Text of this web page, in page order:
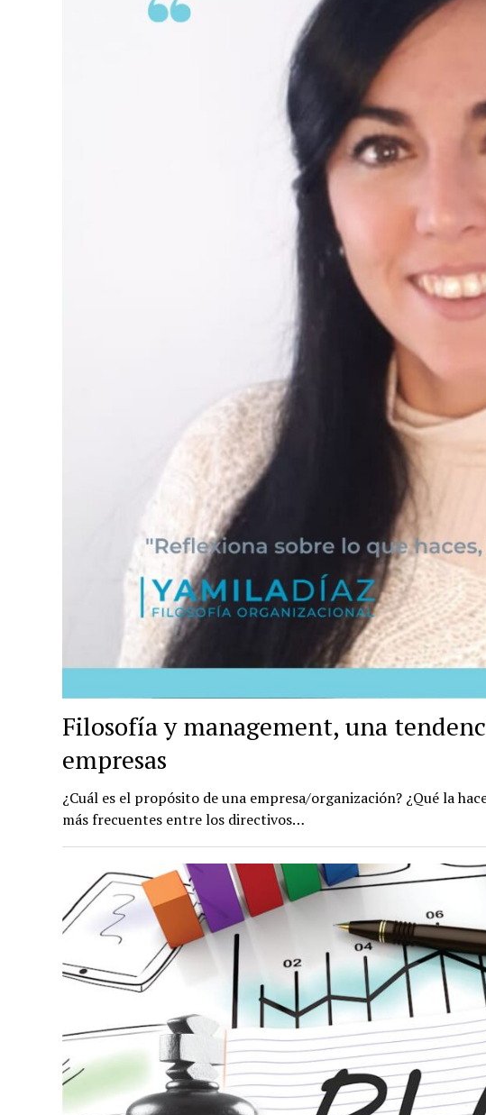
Filosofía y management, una
empresas
¿Cuál es el propósito de una empresa/organización? ¿Qué la
más frecuentes entre los directivos…